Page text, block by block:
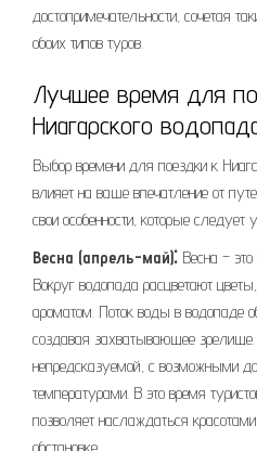
достопримечательности, сочетая
обоих типов туров.
Лучшее время для
Ниагарского
Выбор времени для поездки к
влияет на ваше впечатление от
свои особенности, которые следует
Весна (апрель-май)⁚ Весна –
Вокруг водопада расцветают
ароматом. Поток воды в водопаде
создавая захватывающее
непредсказуемой, с возможными
температурами. В это время
позволяет наслаждаться